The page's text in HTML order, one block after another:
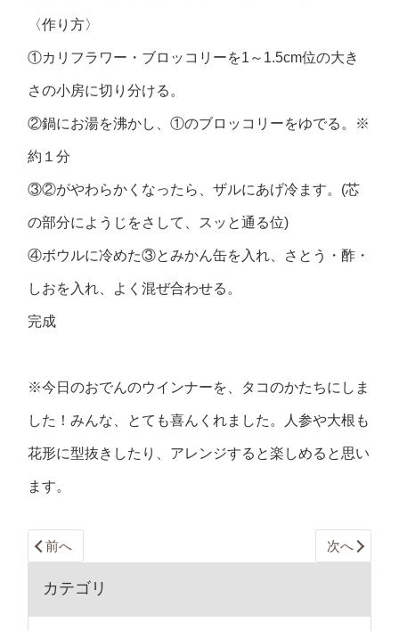
〈作り方〉
①カリフラワー・ブロッコリーを1～1.5cm位の大き
さの小房に切り分ける。
②鍋にお湯を沸かし、①のブロッコリーをゆでる。※
約１分
③②がやわらかくなったら、ザルにあげ冷ます。(芯
の部分にようじをさして、スッと通る位)
④ボウルに冷めた③とみかん缶を入れ、さとう・酢・
しおを入れ、よく混ぜ合わせる。
完成
※今日のおでんのウインナーを、タコのかたちにしま
した！みんな、とても喜んくれました。人参や大根も
花形に型抜きしたり、アレンジすると楽しめると思い
ます。
前へ 次へ
カテゴリ